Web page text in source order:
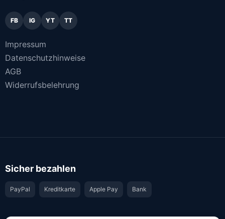
FB IG YT TT
Impressum
Datenschutzhinweise
AGB
Widerrufsbelehrung
Sicher bezahlen
PayPal Kreditkarte Apple Pay Bank